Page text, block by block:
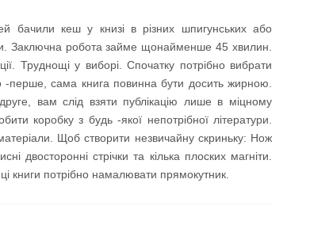
бачили кеш у книзі в різних шпигунських або
Заключна робота займе щонайменше 45 хвилин.
Труднощі у виборі. Спочатку потрібно вибрати
-перше, сама книга повинна бути досить жирною.
вам слід взяти публікацію лише в міцному
коробку з будь -якої непотрібної літератури.
Щоб створити незвичайну скриньку: Нож
двосторонні стрічки та кілька плоских магніти.
книги потрібно намалювати прямокутник.